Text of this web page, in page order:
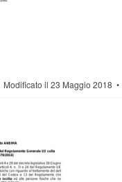
Modificato il 23 Maggio 2018